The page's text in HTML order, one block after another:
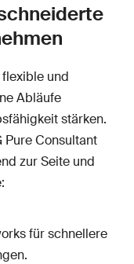
und
Abläufe
stärken.
Pure Consultant
zur Seite und
für schnellere